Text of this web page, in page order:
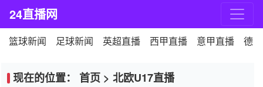
24直播网
篮球新闻 足球新闻 英超直播 西甲直播 意甲直播 德
现在的位置： 首页 > 北欧U17直播